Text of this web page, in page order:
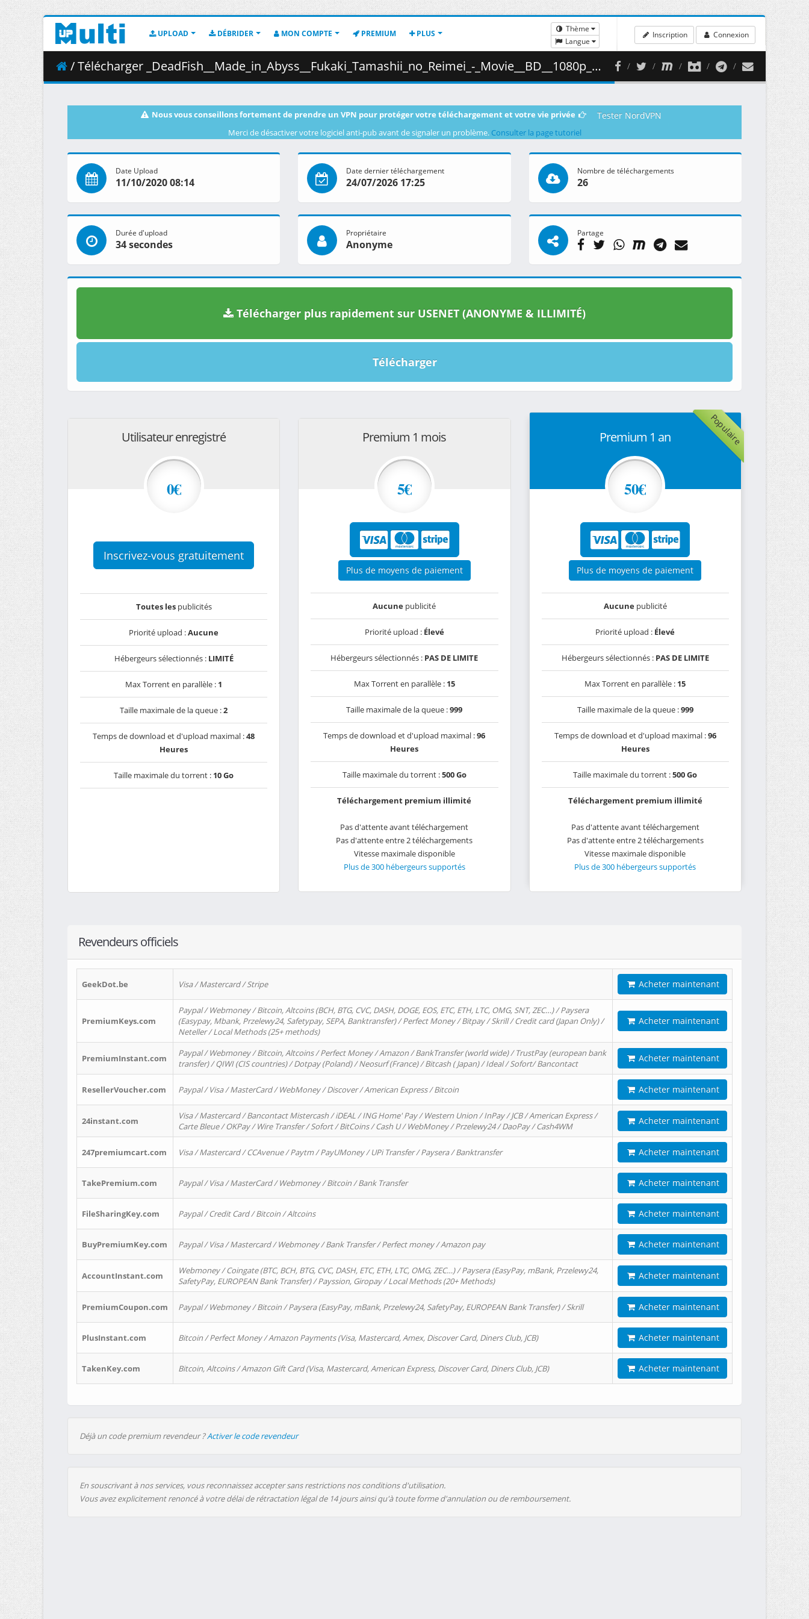
UPLOAD DÉBRIDER MON COMPTE PREMIUM PLUS
Thème
Langue
Inscription Connexion
/ Télécharger _DeadFish__Made_in_Abyss__Fukaki_Tamashii_no_Reimei_-_Movie__BD__1080p__AAC_.mp4.002 ( 453.15 MB )
Nous vous conseillons fortement de prendre un VPN pour protéger votre téléchargement et votre vie privée Tester NordVPN
Merci de désactiver votre logiciel anti-pub avant de signaler un problème. Consulter la page tutoriel
Date Upload
11/10/2020 08:14
Date dernier téléchargement
24/07/2026 17:25
Nombre de téléchargements
26
Durée d'upload
34 secondes
Propriétaire
Anonyme
Partage
Télécharger plus rapidement sur USENET (ANONYME & ILLIMITÉ)
Télécharger
Utilisateur enregistré
0€
Inscrivez-vous gratuitement
Toutes lespublicités
Priorité upload :Aucune
Hébergeurs sélectionnés : LIMITÉ
Max Torrent en parallèle : 1
Taille maximale de la queue :2
Temps de download et d'upload maximal :48
Heures
Taille maximale du torrent : 10 Go
Premium 1 mois
5€
Plus de moyens de paiement
Aucune publicité
Priorité upload : Élevé
Hébergeurs sélectionnés : PAS DE LIMITE
Max Torrent en parallèle : 15
Taille maximale de la queue :999
Temps de download et d'upload maximal :96
Heures
Taille maximale du torrent :500 Go
Téléchargement premium illimité
Pas d'attente avant téléchargement
Pas d'attente entre 2 téléchargements
Vitesse maximale disponible
Plus de 300 hébergeurs supportés
Populaire
Premium 1 an
50€
Plus de moyens de paiement
Aucunepublicité
Priorité upload : Élevé
Hébergeurs sélectionnés : PAS DE LIMITE
Max Torrent en parallèle : 15
Taille maximale de la queue :999
Temps de download et d'upload maximal :96
Heures
Taille maximale du torrent :500 Go
Téléchargement premium illimité
Pas d'attente avant téléchargement
Pas d'attente entre 2 téléchargements
Vitesse maximale disponible
Plus de 300 hébergeurs supportés
Revendeurs officiels
GeekDot.be Visa / Mastercard / Stripe Acheter maintenant
PremiumKeys.com
Paypal / Webmoney / Bitcoin, Altcoins (BCH, BTG, CVC, DASH, DOGE, EOS, ETC, ETH, LTC, OMG, SNT, ZEC…) / Paysera
(Easypay, Mbank, Przelewy24, Safetypay, SEPA, Banktransfer) / Perfect Money / Bitpay / Skrill / Credit card (Japan Only) /
Neteller / Local Methods (25+ methods)
Acheter maintenant
PremiumInstant.com
Paypal / Webmoney / Bitcoin, Altcoins / Perfect Money / Amazon / BankTransfer (world wide) / TrustPay (european bank
transfer) / QIWI (CIS countries) / Dotpay (Poland) / Neosurf (France) / Bitcash ( Japan) / Ideal / Sofort/ Bancontact
Acheter maintenant
ResellerVoucher.com Paypal / Visa / MasterCard / WebMoney / Discover / American Express / Bitcoin Acheter maintenant
24instant.com
Visa / Mastercard / Bancontact Mistercash / iDEAL / ING Home' Pay / Western Union / InPay / JCB / American Express /
Carte Bleue / OKPay / Wire Transfer / Sofort / BitCoins / Cash U / WebMoney / Przelewy24 / DaoPay / Cash4WM
Acheter maintenant
247premiumcart.com Visa / Mastercard / CCAvenue / Paytm / PayUMoney / UPi Transfer / Paysera / Banktransfer Acheter maintenant
TakePremium.com Paypal / Visa / MasterCard / Webmoney / Bitcoin / Bank Transfer Acheter maintenant
FileSharingKey.com Paypal / Credit Card / Bitcoin / Altcoins Acheter maintenant
BuyPremiumKey.com Paypal / Visa / Mastercard / Webmoney / Bank Transfer / Perfect money / Amazon pay Acheter maintenant
AccountInstant.com
Webmoney / Coingate (BTC, BCH, BTG, CVC, DASH, ETC, ETH, LTC, OMG, ZEC…) / Paysera (EasyPay, mBank, Przelewy24,
SafetyPay, EUROPEAN Bank Transfer) / Payssion, Giropay / Local Methods (20+ Methods)
Acheter maintenant
PremiumCoupon.com Paypal / Webmoney / Bitcoin / Paysera (EasyPay, mBank, Przelewy24, SafetyPay, EUROPEAN Bank Transfer) / Skrill Acheter maintenant
PlusInstant.com Bitcoin / Perfect Money / Amazon Payments (Visa, Mastercard, Amex, Discover Card, Diners Club, JCB) Acheter maintenant
TakenKey.com Bitcoin, Altcoins / Amazon Gift Card (Visa, Mastercard, American Express, Discover Card, Diners Club, JCB) Acheter maintenant
Déjà un code premium revendeur ?Activer le code revendeur
En souscrivant à nos services, vous reconnaissez accepter sans restrictions nos conditions d'utilisation.
Vous avez explicitement renoncé à votre délai de rétractation légal de 14 jours ainsi qu'à toute forme d'annulation ou de remboursement.